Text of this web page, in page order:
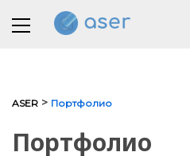
О нас
Услуги
ASER > Портфолио
Портфолио